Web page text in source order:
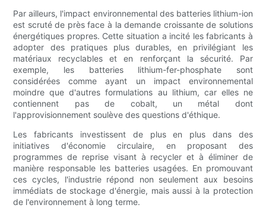
Par ailleurs, l'impact environnemental des batteries lithium-ion
est scruté de près face à la demande croissante de solutions
énergétiques propres. Cette situation a incité les fabricants à
adopter des pratiques plus durables, en privilégiant les
matériaux recyclables et en renforçant la sécurité. Par
exemple, les batteries lithium-fer-phosphate sont
considérées comme ayant un impact environnemental
moindre que d'autres formulations au lithium, car elles ne
contiennent pas de cobalt, un métal dont
l'approvisionnement soulève des questions d'éthique.
Les fabricants investissent de plus en plus dans des
initiatives d'économie circulaire, en proposant des
programmes de reprise visant à recycler et à éliminer de
manière responsable les batteries usagées. En promouvant
ces cycles, l'industrie répond non seulement aux besoins
immédiats de stockage d'énergie, mais aussi à la protection
de l'environnement à long terme.